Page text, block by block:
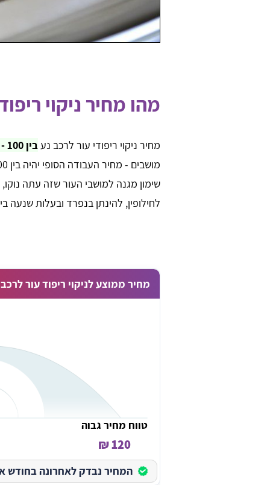
מהו מחיר ניקוי
מחיר ניקוי ריפודי עור לרכב נעבין 100 - 120 למושב
מושבים - מחיר העבודה הסופי יהיה בין 500 - 600 ש"ח.
שימון מגנה למושבי העור שזה עתה
לחילופין, להינתן בנפרד ובעלות שנעה בין 50 - 100 שקל, יש לברר זאת מול נותן
מחיר ממוצע לניקוי ריפוד עור
טווח מחיר גבוה
120 ₪
המחיר נבדק לאחרונה בחודש